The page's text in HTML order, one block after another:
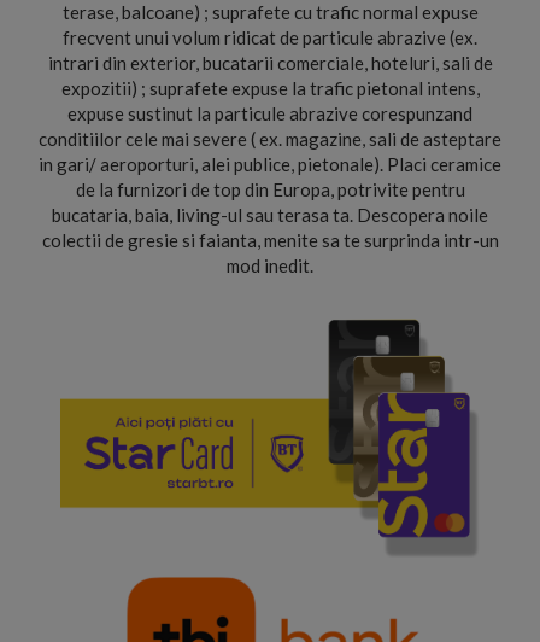
terase, balcoane) ; suprafete cu trafic normal expuse
frecvent unui volum ridicat de particule abrazive (ex.
intrari din exterior, bucatarii comerciale, hoteluri, sali de
expozitii) ; suprafete expuse la trafic pietonal intens,
expuse sustinut la particule abrazive corespunzand
conditiilor cele mai severe ( ex. magazine, sali de asteptare
in gari/ aeroporturi, alei publice, pietonale). Placi ceramice
de la furnizori de top din Europa, potrivite pentru
bucataria, baia, living-ul sau terasa ta. Descopera noile
colectii de gresie si faianta, menite sa te surprinda intr-un
mod inedit.